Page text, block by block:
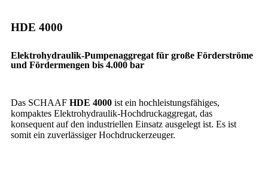
HDE 4000
Elektrohydraulik-Pumpenaggregat für große Förderströme
und Fördermengen bis 4.000 bar
Das SCHAAF HDE 4000 ist ein hochleistungsfähiges,
kompaktes Elektrohydraulik-Hochdruckaggregat, das
konsequent auf den industriellen Einsatz ausgelegt ist. Es ist
somit ein zuverlässiger Hochdruckerzeuger.